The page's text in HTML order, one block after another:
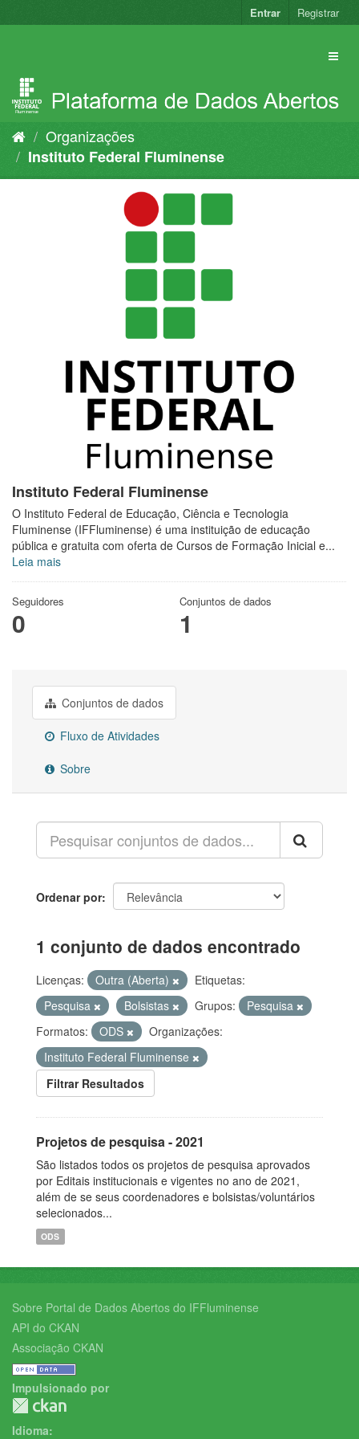
para
Entrar Registrar
Organizações
Instituto Federal Fluminense
Instituto Federal Fluminense
O Instituto Federal de Educação, Ciência e Tecnologia
Fluminense (IFFluminense) é uma instituição de educação
pública e gratuita com oferta de Cursos de Formação Inicial e...
Leia mais
Seguidores
0
Conjuntos de dados
1
Conjuntos de dados
Fluxo de Atividades
Sobre
Ordenar por
1 conjunto de dados encontrado
Licenças: Outra (Aberta)
Etiquetas:
Pesquisa
Bolsistas Grupos:
Pesquisa
Formatos:
ODS
Organizações:
Instituto Federal Fluminense
Filtrar Resultados
Projetos de pesquisa - 2021
São listados todos os projetos de pesquisa aprovados
por Editais institucionais e vigentes no ano de 2021,
além de se seus coordenadores e bolsistas/voluntários
selecionados...
ODS
Sobre Portal de Dados Abertos do IFFluminense
API do CKAN
Associação CKAN
Impulsionado por
Idioma